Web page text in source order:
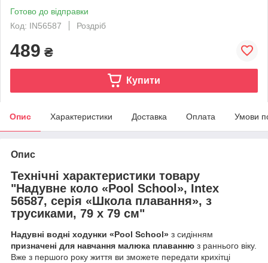
Готово до відправки
Код: IN56587
Роздріб
489 ₴
Купити
Опис Характеристики Доставка Оплата Умови
Опис
Технічні характеристики товару
"Надувне коло «Pool School», Intex
56587, серія «Школа плавання», з
трусиками, 79 х 79 см"
Надувні водні ходунки «Pool School» з сидінням
призначені для навчання малюка плаванню з раннього віку.
Вже з першого року життя ви зможете передати крихітці